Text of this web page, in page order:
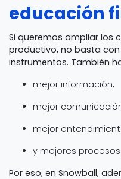
educación
Si queremos ampliar los
productivo, no basta
instrumentos. También
mejor información,
mejor
mejor
y mejores
Por eso, en Snowball,